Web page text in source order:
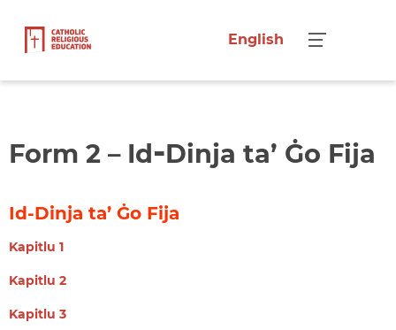
English
Form 2 – Id‑Dinja ta’ Ġo Fija
Id-Dinja ta’ Ġo Fija
Kapitlu 1
Kapitlu 2
Kapitlu 3